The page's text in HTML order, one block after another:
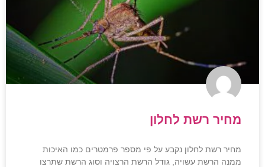
מחיר רשת לחלון
מחיר רשת לחלון נקבע על פי מספר פרמטרים כמו האיכות
ממנה הרשת עשויה, גודל הרשת הרצויה וסוג הרשת שתרצו